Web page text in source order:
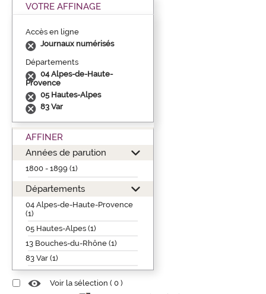
VOTRE AFFINAGE
Accès en ligne
Journaux numérisés
Départements
04 Alpes-de-Haute-
Provence
05 Hautes-Alpes
83 Var
AFFINER
Années de parution
1800 - 1899 (1)
Départements
04 Alpes-de-Haute-Provence
(1)
05 Hautes-Alpes (1)
13 Bouches-du-Rhône (1)
83 Var (1)
Voir la sélection ( 0 )